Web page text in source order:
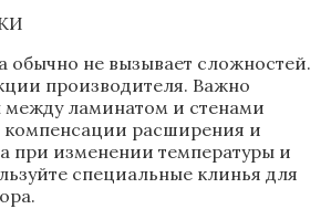
обычно не вызывает сложностей.
производителя. Важно
между ламинатом и стенами
компенсации расширения и
при изменении температуры и
специальные клинья для